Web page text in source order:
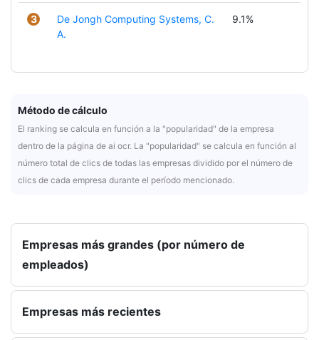
3
De Jongh Computing Systems, C.
A.
9.1%
Método de cálculo
El ranking se calcula en función a la "popularidad" de la empresa
dentro de la página de ai ocr. La "popularidad" se calcula en función al
número total de clics de todas las empresas dividido por el número de
clics de cada empresa durante el período mencionado.
Empresas más grandes (por número de
empleados)
Empresas más recientes